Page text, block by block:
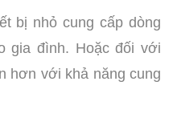
bị nhỏ cung cấp dòng
gia đình. Hoặc đối với
hơn với khả năng cung